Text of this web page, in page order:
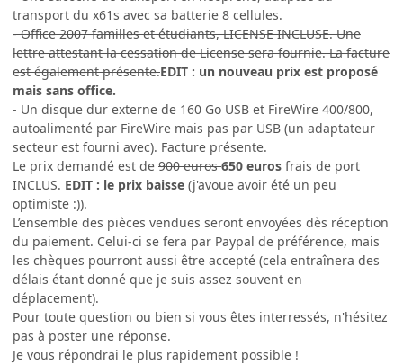
transport du x61s avec sa batterie 8 cellules.
- Office 2007 familles et étudiants, LICENSE INCLUSE. Une
lettre attestant la cessation de License sera fournie. La facture
est également présente.EDIT : un nouveau prix est proposé
mais sans office.
- Un disque dur externe de 160 Go USB et FireWire 400/800,
autoalimenté par FireWire mais pas par USB (un adaptateur
secteur est fourni avec). Facture présente.
Le prix demandé est de 900 euros650 euros frais de port
INCLUS. EDIT : le prix baisse (j'avoue avoir été un peu
optimiste :)).
L’ensemble des pièces vendues seront envoyées dès réception
du paiement. Celui-ci se fera par Paypal de préférence, mais
les chèques pourront aussi être accepté (cela entraînera des
délais étant donné que je suis assez souvent en
déplacement).
Pour toute question ou bien si vous êtes interressés, n'hésitez
pas à poster une réponse.
Je vous répondrai le plus rapidement possible !